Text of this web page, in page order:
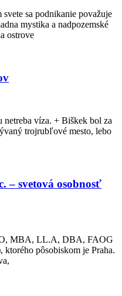
sa podnikanie považuje
mystika a nadpozemské
ostrove
víza. + Biškek bol za
trojrubľové mesto, lebo
– svetová osobnosť
MBA, LL.A, DBA, FAOG
pôsobiskom je Praha.